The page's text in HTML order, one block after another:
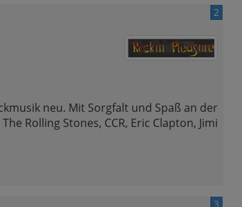
2
neu. Mit Sorgfalt und Spaß an der
Rolling Stones, CCR, Eric Clapton, Jimi
3